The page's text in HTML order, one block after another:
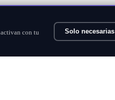
con tu Solo necesarias